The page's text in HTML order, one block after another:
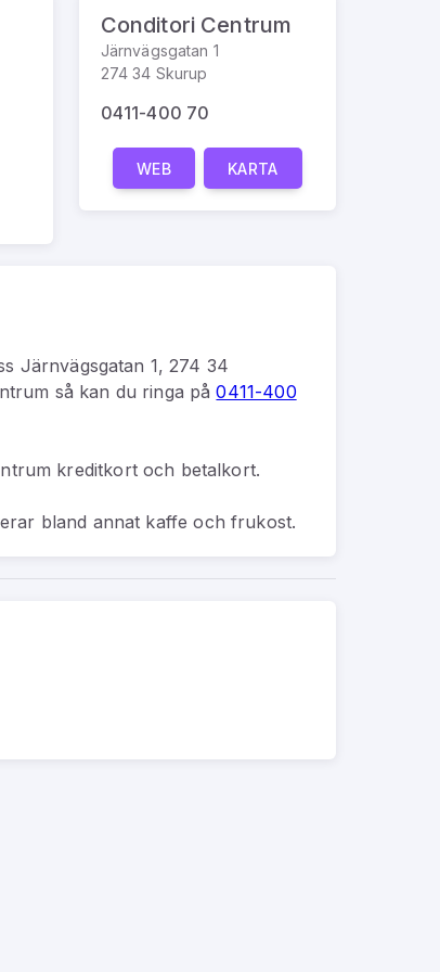
Conditori Centrum
Järnvägsgatan 1
274 34 Skurup
0411-400 70
WEB KARTA
Järnvägsgatan 1, 274 34
så kan du ringa på0411-400
kreditkort och betalkort.
bland annat kaffe och frukost.